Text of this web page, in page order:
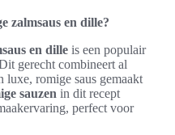
zalmsaus en dille?
en dille is een populair
gerecht combineert al
luxe, romige saus gemaakt
sauzen in dit recept
perfect voor